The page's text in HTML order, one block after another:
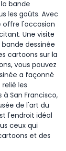
bande
les goûts. Avec
offre l'occasion
Une visite
dessinée
cartoons sur la
vous pouvez
a façonné
les
San Francisco,
de l'art du
l'endroit idéal
ceux qui
et des